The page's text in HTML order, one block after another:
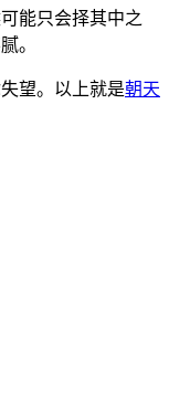
能只会择其中之
。
望。以上就是朝天